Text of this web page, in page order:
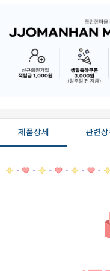
제품상세 관련